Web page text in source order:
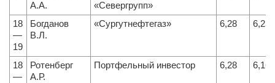
А.А.
«Севергрупп»
18
—
19
Богданов
В.Л.
«Сургутнефтегаз» 6,28 6,23
18
—
Ротенберг
А.Р.
Портфельный инвестор 6,28 6,16